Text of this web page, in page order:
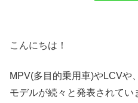
こんにちは！
MPV(多目的乗用車)やLCVや
モデルが続々と発表されて